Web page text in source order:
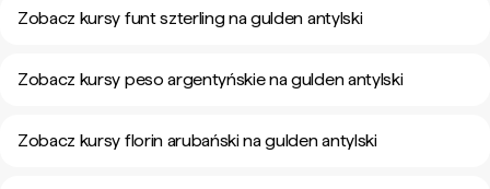
Zobacz kursy funt szterling na gulden antylski
Zobacz kursy peso argentyńskie na gulden antylski
Zobacz kursy florin arubański na gulden antylski